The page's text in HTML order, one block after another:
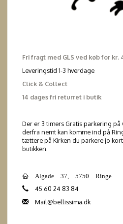
Fri fragt med GLS ved køb for kr.
Leveringstid 1-3 hverdage
Click & Collect
14 dages fri returret i butik
Der er 3 timers Gratis parkering
derfra nemt kan komme ind på
tættere på Kirken du parkere jo
butikken.
Algade 37, 5750 Ringe
45 60 24 83 84
Mail@bellissima.dk